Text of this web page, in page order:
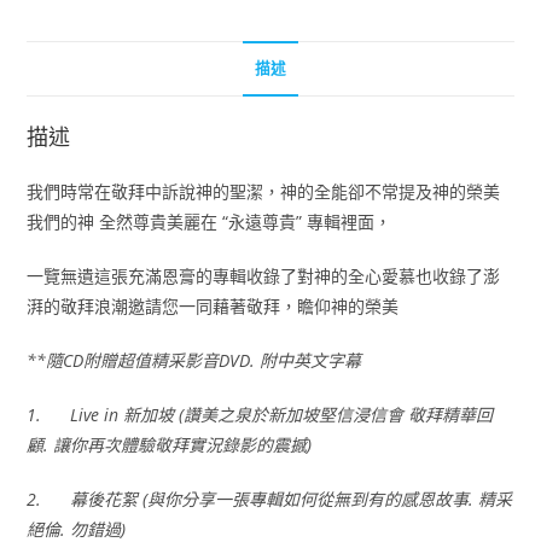
描述
描述
我們時常在敬拜中訴說神的聖潔，神的全能卻不常提及神的榮美
我們的神 全然尊貴美麗在 “永遠尊貴” 專輯裡面，
一覽無遺這張充滿恩膏的專輯收錄了對神的全心愛慕也收錄了澎
湃的敬拜浪潮邀請您一同藉著敬拜，瞻仰神的榮美
**隨CD附贈超值精采影音DVD. 附中英文字幕
1. Live in 新加坡 (讚美之泉於新加坡堅信浸信會 敬拜精華回
顧. 讓你再次體驗敬拜實況錄影的震撼)
2. 幕後花絮 (與你分享一張專輯如何從無到有的感恩故事. 精采
絕倫. 勿錯過)